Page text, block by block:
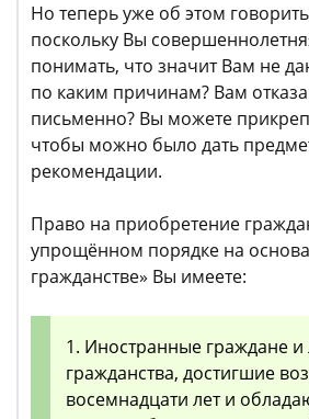
Но теперь уже об этом
поскольку Вы
понимать, что значит Вам не
по каким причинам? Вам
письменно? Вы можете
чтобы можно было дать
рекомендации.
Право на приобретение
упрощённом порядке на
гражданстве» Вы имеете:
1. Иностранные граждане и
гражданства, достигшие
восемнадцати лет и